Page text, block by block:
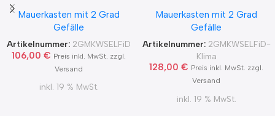
Kondensatablauf auch mit
Blower Door Test und
Zertifikat Ø100, 125, 150
2Grad MKWSELFiD
Mauerkasten mit 2 Grad
Gefälle
Artikelnummer: 2GMKWSELFiD
106,00 € Preis inkl. MwSt. zzgl.
Versand
inkl. 19 % MwSt.
Kondensatablauf für
Klimageräte Ø150 2Grad
MKWSELFiD
Mauerkasten mit 2 Grad
Gefälle
Artikelnummer: 2GMKWSELFiD-
Klima
128,00 € Preis inkl. MwSt. zzgl.
Versand
inkl. 19 % MwSt.